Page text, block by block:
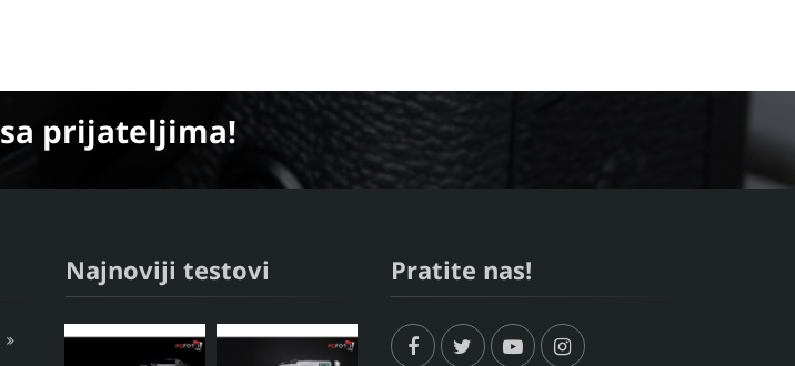
sa prijateljima!
Najnoviji testovi Pratite nas!